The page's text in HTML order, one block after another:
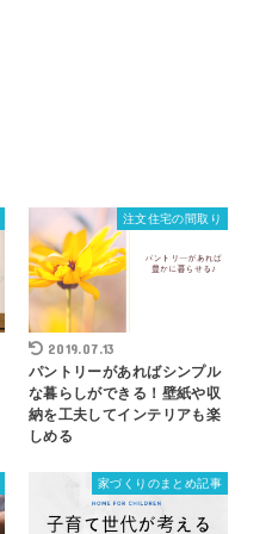
注文住宅の間取り
2019.07.13
パントリーがあればシンプル
な暮らしができる！壁紙や収
納を工夫してインテリアも楽
しめる
家づくりのまとめ記事